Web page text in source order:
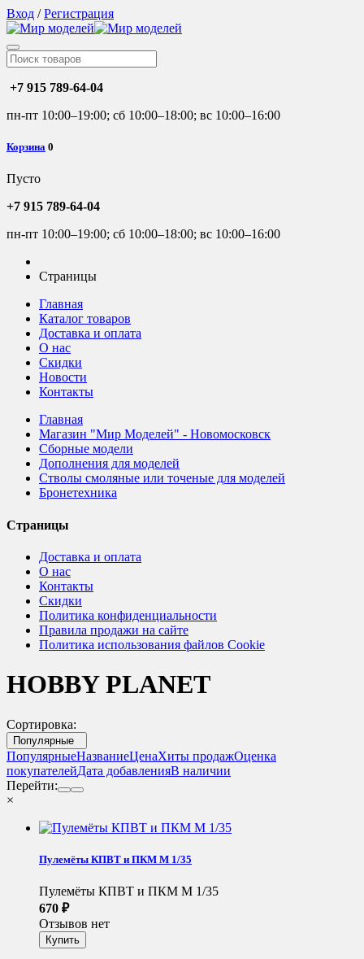
Вход /Регистрация
+7 915 789-64-04
пн-пт 10:00–19:00; сб 10:00–18:00; вс 10:00–16:00
Корзина 0
Пусто
+7 915 789-64-04
пн-пт 10:00–19:00; сб 10:00–18:00; вс 10:00–16:00
Страницы
Главная
Каталог товаров
Доставка и оплата
О нас
Скидки
Новости
Контакты
Главная
Магазин "Мир Моделей" - Новомосковск
Сборные модели
Дополнения для моделей
Стволы смоляные или точеные для моделей
Бронетехника
Страницы
Доставка и оплата
О нас
Контакты
Скидки
Политика конфиденциальности
Правила продажи на сайте
Политика использования файлов Cookie
HOBBY PLANET
Сортировка:
Популярные
ПопулярныеНазваниеЦенаХиты продажОценка
покупателейДата добавленияВ наличии
Перейти:
×
Пулемёты КПВТ и ПКМ М 1/35
Пулемёты КПВТ и ПКМ М 1/35
670 ₽
Отзывов нет